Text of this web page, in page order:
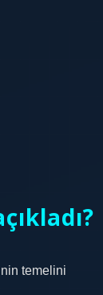
temelini